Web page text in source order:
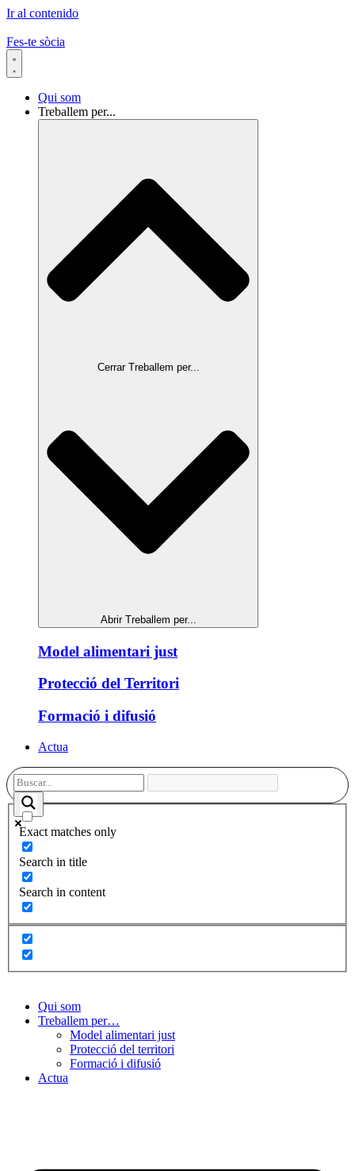
Ir al contenido
Fes-te sòcia
Qui som
Treballem per...
Cerrar Treballem per...
Abrir Treballem per...
Model alimentari just
Protecció del Territori
Formació i difusió
Actua
Exact matches only
Search in title
Search in content
Qui som
Treballem per…
Model alimentari just
Protecció del territori
Formació i difusió
Actua